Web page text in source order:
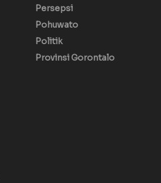
Persepsi
Pohuwato
Politik
Provinsi Gorontalo